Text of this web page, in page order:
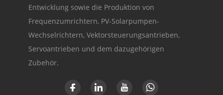
Entwicklung sowie die Produktion von
Frequenzumrichtern, PV-Solarpumpen-
Wechselrichtern, Vektorsteuerungsantrieben,
Servoantrieben und dem dazugehörigen
Zubehör.